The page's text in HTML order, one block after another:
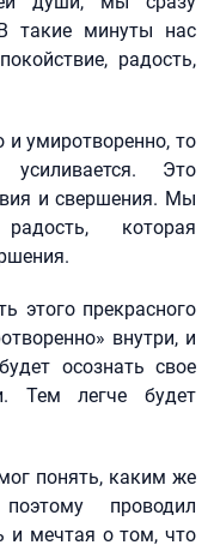
такие минуты нас
радость,
умиротворенно, то
Это
и свершения. Мы
которая
этого прекрасного
внутри, и
осознать свое
Тем легче будет
понять, каким же
проводил
и мечтая о том, что